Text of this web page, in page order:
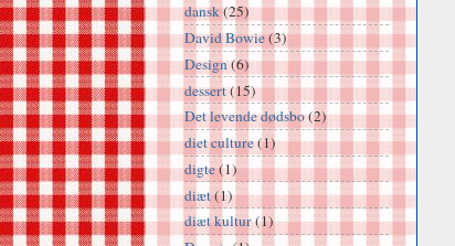
dansk(25)
David Bowie(3)
Design(6)
dessert(15)
Det levende dødsbo(2)
diet culture(1)
digte(1)
diæt(1)
diæt kultur(1)